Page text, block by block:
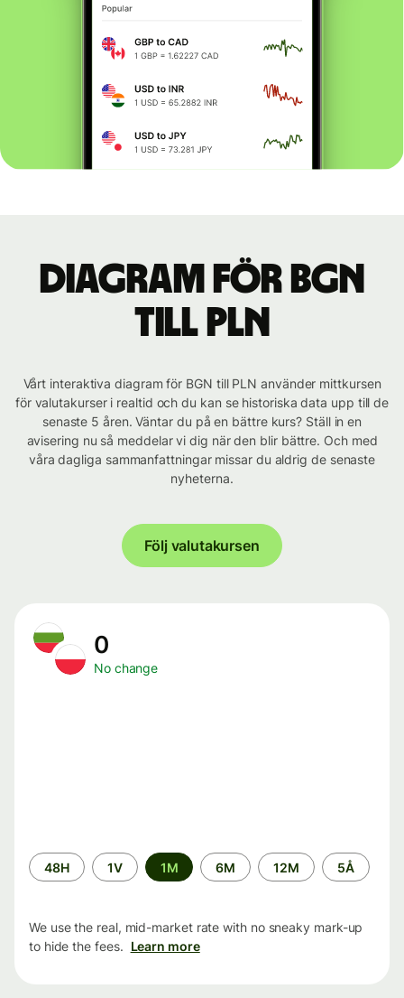
Diagram för BGN
till PLN
Vårt interaktiva diagram för BGN till PLN använder mittkursen
för valutakurser i realtid och du kan se historiska data upp till de
senaste 5 åren. Väntar du på en bättre kurs? Ställ in en
avisering nu så meddelar vi dig när den blir bättre. Och med
våra dagliga sammanfattningar missar du aldrig de senaste
nyheterna.
Följ valutakursen
0
No change
Time
period
48H 1V 1M 6M 12M 5Å
We use the real, mid-market rate with no sneaky mark-up
to hide the fees. Learn more